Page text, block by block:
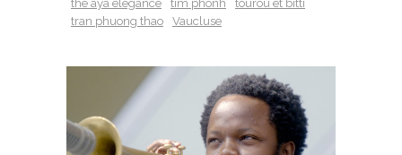
the aya elegance
tim phonh
tourou et bitti
tran phuong thao
Vaucluse